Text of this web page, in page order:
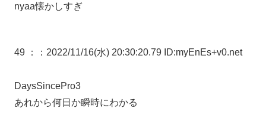
nyaa懐かしすぎ
49 ： ：2022/11/16(水) 20:30:20.79 ID:myEnEs+v0.net
DaysSincePro3
あれから何日か瞬時にわかる